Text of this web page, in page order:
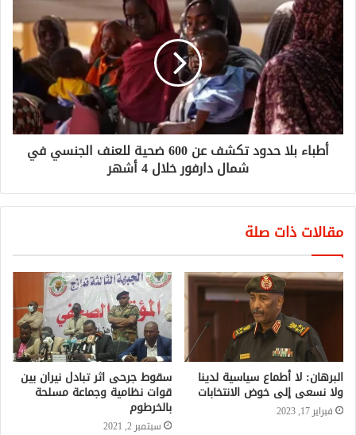
أطباء بلا حدود تكشف عن 600 ضحية للعنف الجنسي في
شمال دارفور خلال 4 أشهر
مقالات ذات صلة
البرهان: لا أطماع سياسية لدينا
ولا نسعى إلى خوض الانتخابات
فبراير 17, 2023
سقوط جرحى اثر تبادل نيران بين
قوات نظامية وجماعة مسلحة
بالخرطوم
سبتمبر 2, 2021